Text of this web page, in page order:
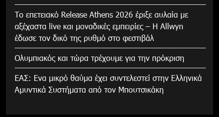
Το επετειακό Release Athens 2026 έριξε αυλαία με
αξέχαστα live και μοναδικές εμπειρίες – Η Allwyn
έδωσε τον δικό της ρυθμό στο φεστιβάλ
Ολυμπιακός και τώρα τρέχουμε για την πρόκριση
ΕΑΣ: Ενα μικρό θαύμα έχει συντελεστεί στην Ελληνικά
Αμυντικά Συστήματα από τον Μπουτσικάκη